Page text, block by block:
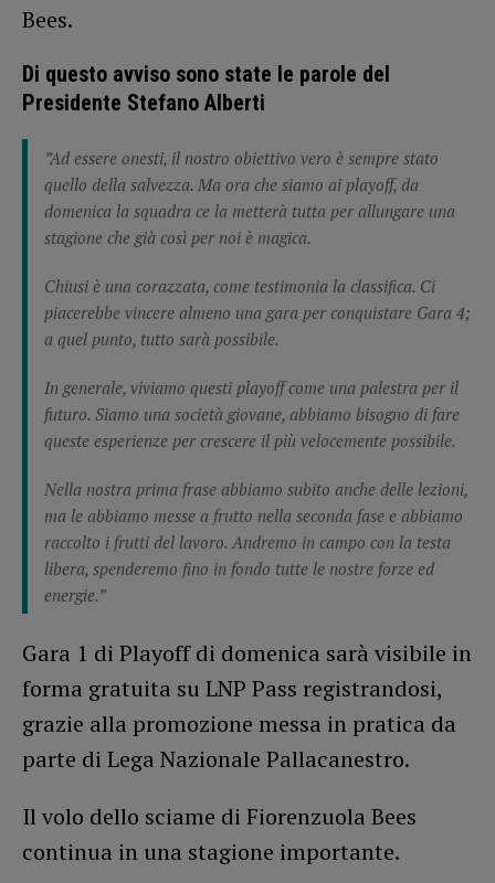
Bees.
Di questo avviso sono state le parole del
Presidente Stefano Alberti
”Ad essere onesti, il nostro obiettivo vero è sempre stato
quello della salvezza. Ma ora che siamo ai playoff, da
domenica la squadra ce la metterà tutta per allungare una
stagione che già così per noi è magica.
Chiusi è una corazzata, come testimonia la classifica. Ci
piacerebbe vincere almeno una gara per conquistare Gara 4;
a quel punto, tutto sarà possibile.
In generale, viviamo questi playoff come una palestra per il
futuro. Siamo una società giovane, abbiamo bisogno di fare
queste esperienze per crescere il più velocemente possibile.
Nella nostra prima frase abbiamo subito anche delle lezioni,
ma le abbiamo messe a frutto nella seconda fase e abbiamo
raccolto i frutti del lavoro. Andremo in campo con la testa
libera, spenderemo fino in fondo tutte le nostre forze ed
energie.”
Gara 1 di Playoff di domenica sarà visibile in
forma gratuita su LNP Pass registrandosi,
grazie alla promozione messa in pratica da
parte di Lega Nazionale Pallacanestro.
Il volo dello sciame di Fiorenzuola Bees
continua in una stagione importante.